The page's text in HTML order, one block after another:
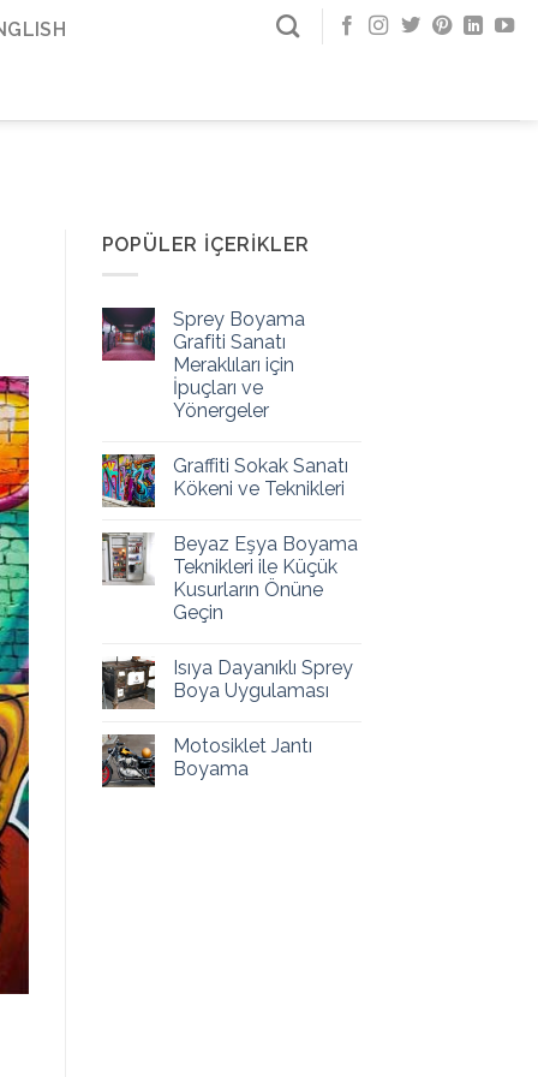
POPÜLER İÇERIKLER
Sprey Boyama
Grafiti Sanatı
Meraklıları için
İpuçları ve
Yönergeler
Graffiti Sokak Sanatı
Kökeni ve Teknikleri
Beyaz Eşya Boyama
Teknikleri ile Küçük
Kusurların Önüne
Geçin
Isıya Dayanıklı Sprey
Boya Uygulaması
Motosiklet Jantı
Boyama